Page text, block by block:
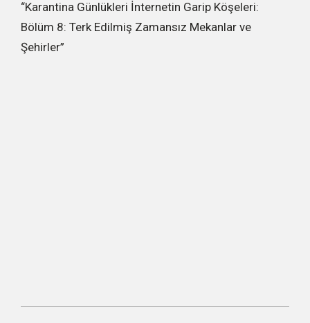
“Karantina Günlükleri İnternetin Garip Köşeleri:
Bölüm 8: Terk Edilmiş Zamansız Mekanlar ve
Şehirler”